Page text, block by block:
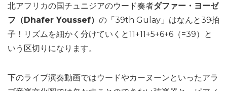
北アフリカの国チュニジアのウード奏者ダファー・ヨーゼ
フ（Dhafer Youssef） の「39th Gulay」はなんと39拍
子！リズムを細かく分けていくと11+11+5+6+6（=39）と
いう区切りになります。
下のライブ演奏動画ではウードやカーヌーンといったアラ